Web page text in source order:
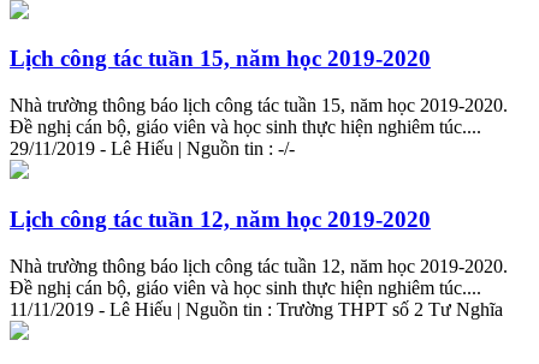
Lịch công tác tuần 15, năm học 2019-2020
Nhà trường thông báo lịch công tác tuần 15, năm học 2019-2020.
Đề nghị cán bộ, giáo viên và học sinh thực hiện nghiêm túc....
29/11/2019 - Lê Hiếu | Nguồn tin : -/-
Lịch công tác tuần 12, năm học 2019-2020
Nhà trường thông báo lịch công tác tuần 12, năm học 2019-2020.
Đề nghị cán bộ, giáo viên và học sinh thực hiện nghiêm túc....
11/11/2019 - Lê Hiếu | Nguồn tin : Trường THPT số 2 Tư Nghĩa